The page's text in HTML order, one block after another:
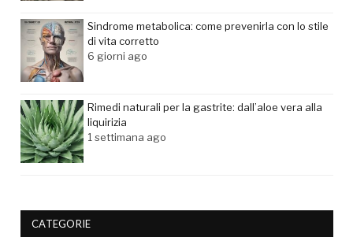
Sindrome metabolica: come prevenirla con lo stile
di vita corretto
6 giorni ago
Rimedi naturali per la gastrite: dall’aloe vera alla
liquirizia
1 settimana ago
CATEGORIE